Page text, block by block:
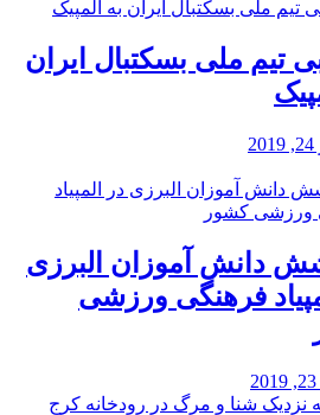
تیم ملی بسکتبال ایران
دانش آموزان البرزی
فرهنگی ورزشی